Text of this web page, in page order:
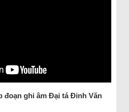
ghi âm Đại tá Đinh Văn